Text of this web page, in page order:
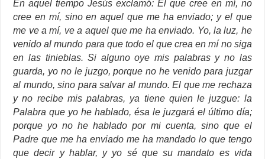
En aquel tiempo Jesús exclamó: El que cree en mí, no
cree en mí, sino en aquel que me ha enviado; y el que
me ve a mí, ve a aquel que me ha enviado. Yo, la luz, he
venido al mundo para que todo el que crea en mí no siga
en las tinieblas. Si alguno oye mis palabras y no las
guarda, yo no le juzgo, porque no he venido para juzgar
al mundo, sino para salvar al mundo. El que me rechaza
y no recibe mis palabras, ya tiene quien le juzgue: la
Palabra que yo he hablado, ésa le juzgará el último día;
porque yo no he hablado por mi cuenta, sino que el
Padre que me ha enviado me ha mandado lo que tengo
que decir y hablar, y yo sé que su mandato es vida